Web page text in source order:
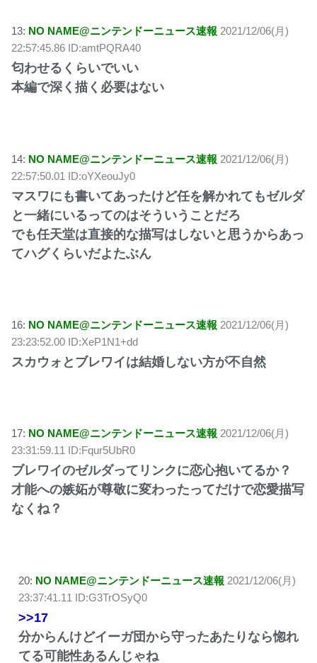
13: NO NAME@ニンテンドーニュース速報 2021/12/06(月)
22:57:45.86 ID:amtPQRA40
匂わせるくらいでいい
本編で深く描く必要はない
14: NO NAME@ニンテンドーニュース速報 2021/12/06(月)
22:57:50.01 ID:oYXeouJy0
マスワにも書いてあったけど任を解かれてもゼルダ
と一緒にいるってのはそういうことだろ
でも任天堂は直接的な描写はしないと思うからあっ
てハグくらいだよたぶん
16: NO NAME@ニンテンドーニュース速報 2021/12/06(月)
23:23:52.00 ID:XeP1N1+dd
スカウォとブレワイは結婚しない方が不自然
17: NO NAME@ニンテンドーニュース速報 2021/12/06(月)
23:31:59.11 ID:Fqur5UbR0
ブレワイのゼルダってリンクに恋心抱いてるか？
才能への嫉妬が尊敬に変わったってだけで恋愛描写
なくね？
20: NO NAME@ニンテンドーニュース速報 2021/12/06(月)
23:37:41.11 ID:G3TrOSyQ0
>>17
分からんけどイーガ団から守ったあたりなら惚れ
てる可能性あるんじゃね